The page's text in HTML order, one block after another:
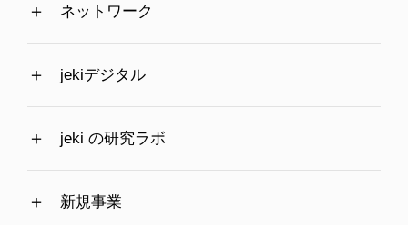
ネットワーク
jekiデジタル
jeki の研究ラボ
新規事業